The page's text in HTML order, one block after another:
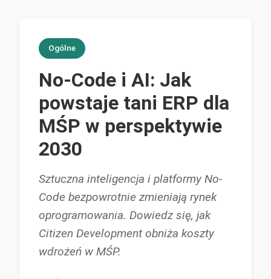
Ogólne
No-Code i AI: Jak
powstaje tani ERP dla
MŚP w perspektywie
2030
Sztuczna inteligencja i platformy No-
Code bezpowrotnie zmieniają rynek
oprogramowania. Dowiedz się, jak
Citizen Development obniża koszty
wdrożeń w MŚP.